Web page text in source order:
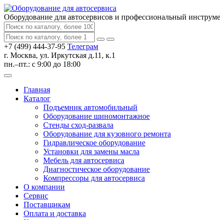
Оборудование для автосервисов и профессиональный
+7 (499) 444-37-95 Телеграм
г. Москва, ул. Иркутская д.11, к.1
пн.–пт.: с 9:00 до 18:00
Главная
Каталог
Подъемник автомобильный
Оборудование шиномонтажное
Стенды сход-развала
Оборудование для кузовного ремонта
Гидравлическое оборудование
Установки для замены масла
Мебель для автосервиса
Диагностическое оборудование
Компрессоры для автосервиса
О компании
Сервис
Поставщикам
Оплата и доставка